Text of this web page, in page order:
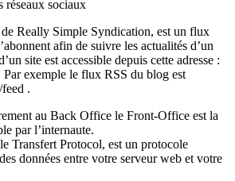
réseaux sociaux
Really Simple Syndication, est un flux
afin de suivre les actualités d’un
site est accessible depuis cette adresse :
exemple le flux RSS du blog est
.
au Back Office le Front-Office est la
par l’internaute.
Transfert Protocol, est un protocole
données entre votre serveur web et votre